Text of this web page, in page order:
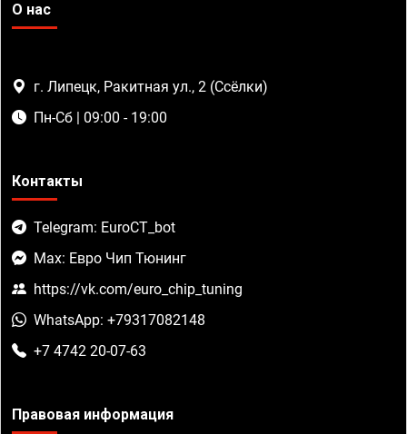
О нас
г. Липецк, Ракитная ул., 2 (Ссёлки)
Пн-Сб | 09:00 - 19:00
Контакты
Telegram: EuroCT_bot
Max: Евро Чип Тюнинг
https://vk.com/euro_chip_tuning
WhatsApp: +79317082148
+7 4742 20-07-63
Правовая информация